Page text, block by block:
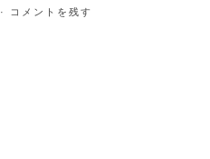
· コメントを残す